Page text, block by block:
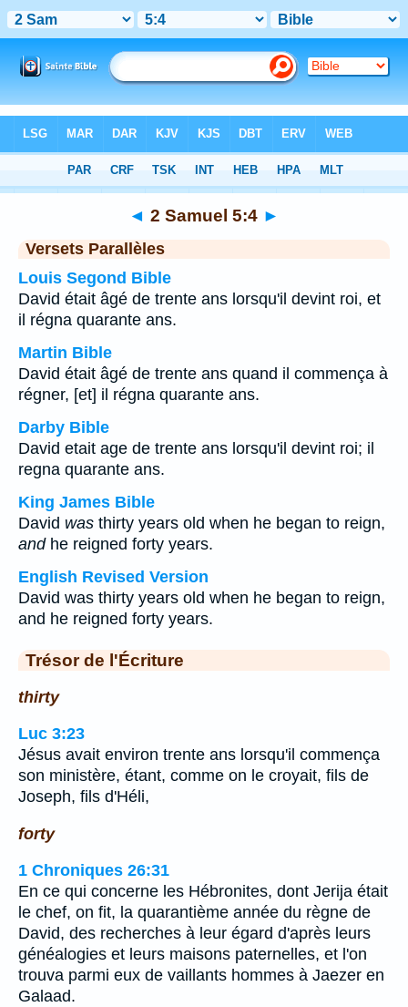
Chapitre 5> Verset 4
◄ 2 Samuel 5:4 ►
Versets Parallèles
Louis Segond Bible
David était âgé de trente ans lorsqu'il devint roi, et
il régna quarante ans.
Martin Bible
David était âgé de trente ans quand il commença à
régner, [et] il régna quarante ans.
Darby Bible
David etait age de trente ans lorsqu'il devint roi; il
regna quarante ans.
King James Bible
David was thirty years old when he began to reign,
andhe reigned forty years.
English Revised Version
David was thirty years old when he began to reign,
and he reigned forty years.
Trésor de l'Écriture
thirty
Luc 3:23
Jésus avait environ trente ans lorsqu'il commença
son ministère, étant, comme on le croyait, fils de
Joseph, fils d'Héli,
forty
1 Chroniques 26:31
En ce qui concerne les Hébronites, dont Jerija était
le chef, on fit, la quarantième année du règne de
David, des recherches à leur égard d'après leurs
généalogies et leurs maisons paternelles, et l'on
trouva parmi eux de vaillants hommes à Jaezer en
Galaad.